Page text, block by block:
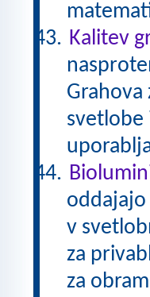
Kalitev
svetlobe
v
za
za